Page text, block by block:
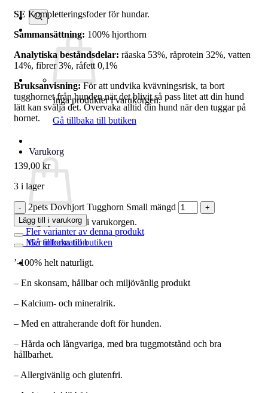
Inga produkter i varukorgen.
Gå tillbaka till butiken
Varukorg
Inga produkter i varukorgen.
Gå tillbaka till butiken
SE Kompletteringsfoder för hundar.
Sammansättning: 100% hjorthorn
Analytiska beståndsdelar: råaska 53%, råprotein 32%, vatten
14%, fibrer 3%, råfett 0,1%
Bruksanvisning:För att undvika kvävningsrisk, ta bort
tugghornet från hunden när det blivit så pass litet att din hund
lätt kan svälja det. Övervaka alltid din hund när den tuggar på
hornet.
139,00 kr
3 i lager
2pets Dovhjort Tugghorn Small mängd
Lägg till i varukorg
Fler varianter av denna produkt
Mer information
’-100% helt naturligt.
– En skonsam, hållbar och miljövänlig produkt
– Kalcium- och mineralrik.
– Med en attraherande doft för hunden.
– Hårda och långvariga, med bra tuggmotstånd och bra
hållbarhet.
– Allergivänlig och glutenfri.